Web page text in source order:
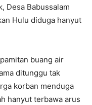
Desa Babussalam
Hulu diduga hanyut
buang air
ditunggu tak
korban menduga
hanyut terbawa arus